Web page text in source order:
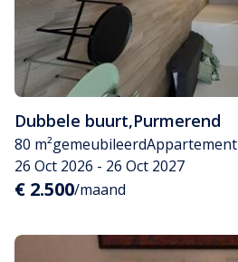
Dubbele buurt,Purmerend
80 m²gemeubileerdAppartement
26 Oct 2026 - 26 Oct 2027
€ 2.500/maand